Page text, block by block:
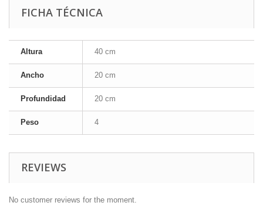
FICHA TÉCNICA
Altura 40 cm
Ancho 20 cm
Profundidad 20 cm
Peso 4
REVIEWS
No customer reviews for the moment.